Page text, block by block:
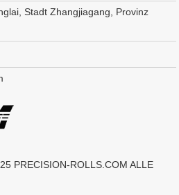
Stadt Zhangjiagang, Provinz
PRECISION-ROLLS.COM ALLE